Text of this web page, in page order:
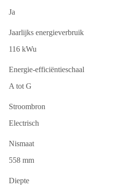
Ja
Jaarlijks energieverbruik
116 kWu
Energie-efficiëntieschaal
A tot G
Stroombron
Electrisch
Nismaat
558 mm
Diepte